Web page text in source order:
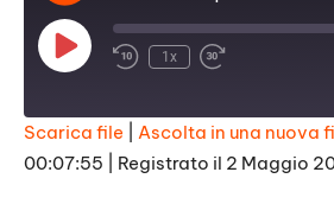
Play
Episode
1x
SHARE
Scarica file Ascolta in una nuova
00:07:55
Registrato il 2 Maggio